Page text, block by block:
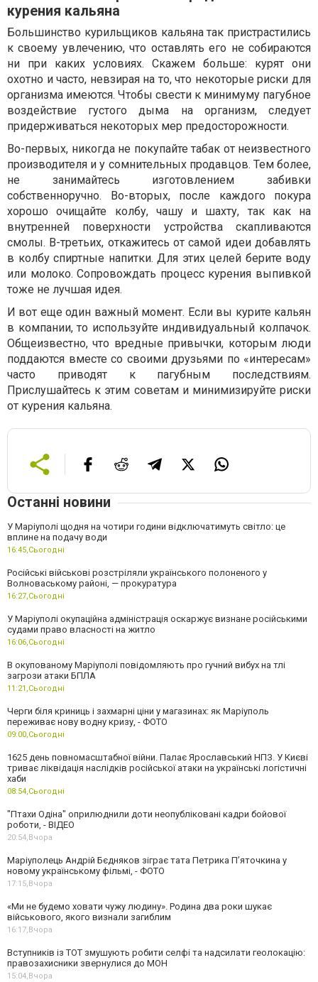
курения кальяна
Большинство курильщиков кальяна так пристрастились
к своему увлечению, что оставлять его не собираются
ни при каких условиях. Скажем больше: курят они
охотно и часто, невзирая на то, что некоторые риски для
организма имеются. Чтобы свести к минимуму пагубное
воздействие густого дыма на организм, следует
придерживаться некоторых мер предосторожности.
Во-первых, никогда не покупайте табак от неизвестного
производителя и у сомнительных продавцов. Тем более,
не занимайтесь изготовлением забивки
собственноручно. Во-вторых, после каждого покура
хорошо очищайте колбу, чашу и шахту, так как на
внутренней поверхности устройства скапливаются
смолы. В-третьих, откажитесь от самой идеи добавлять
в колбу спиртные напитки. Для этих целей берите воду
или молоко. Сопровождать процесс курения выпивкой
тоже не лучшая идея.
И вот еще один важный момент. Если вы курите кальян
в компании, то используйте индивидуальный колпачок.
Общеизвестно, что вредные привычки, которым люди
поддаются вместе со своими друзьями по «интересам»
часто приводят к пагубным последствиям.
Прислушайтесь к этим советам и минимизируйте риски
от курения кальяна.
Останні новини
У Маріуполі щодня на чотири години відключатимуть світло: це
вплине на подачу води
16:45,Сьогодні
Російські військові розстріляли українського полоненого у
Волноваському районі, — прокуратура
16:27,Сьогодні
У Маріуполі окупаційна адміністрація оскаржує визнане російськими
судами право власності на житло
16:06,Сьогодні
В окупованому Маріуполі повідомляють про гучний вибух на тлі
загрози атаки БПЛА
11:21,Сьогодні
Черги біля криниць і захмарні ціни у магазинах: як Маріуполь
переживає нову водну кризу, - ФОТО
09:00,Сьогодні
1625 день повномасштабної війни. Палає Ярославський НПЗ. У Києві
триває ліквідація наслідків російської атаки на українські логістичні
хаби
08:54,Сьогодні
"Птахи Одіна" оприлюднили доти неопубліковані кадри бойової
роботи, - ВІДЕО
20:54, Вчора
Маріуполець Андрій Бєдняков зіграє тата Петрика П’яточкина у
новому українському фільмі, - ФОТО
17:15, Вчора
«Ми не будемо ховати чужу людину». Родина два роки шукає
військового, якого визнали загиблим
16:17, Вчора
Вступників із ТОТ змушують робити селфі та надсилати геолокацію:
правозахисники звернулися до МОН
15:04, Вчора